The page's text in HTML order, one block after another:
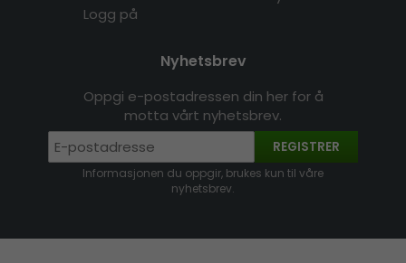
Logg på
Nyhetsbrev
Oppgi e-postadressen din her for å
motta vårt nyhetsbrev.
REGISTRER
Informasjonen du oppgir, brukes kun til våre
nyhetsbrev.